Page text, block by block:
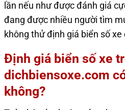
lần nếu như được đánh giá
đang được nhiều người tìm
không thử định giá biển số xe
Định giá biển số xe
dichbiensoxe.com
không?